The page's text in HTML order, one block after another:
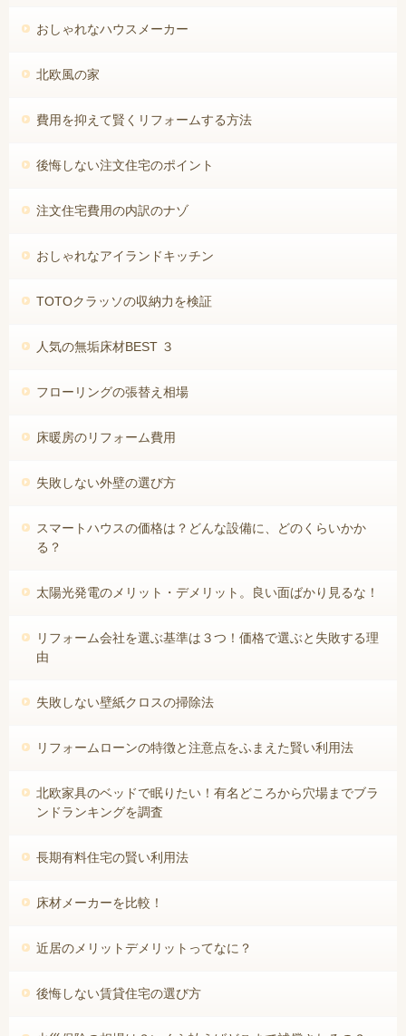
おしゃれなハウスメーカー
北欧風の家
費用を抑えて賢くリフォームする方法
後悔しない注文住宅のポイント
注文住宅費用の内訳のナゾ
おしゃれなアイランドキッチン
TOTOクラッソの収納力を検証
人気の無垢床材BEST ３
フローリングの張替え相場
床暖房のリフォーム費用
失敗しない外壁の選び方
スマートハウスの価格は？どんな設備に、どのくらいかか
る？
太陽光発電のメリット・デメリット。良い面ばかり見るな！
リフォーム会社を選ぶ基準は３つ！価格で選ぶと失敗する理
由
失敗しない壁紙クロスの掃除法
リフォームローンの特徴と注意点をふまえた賢い利用法
北欧家具のベッドで眠りたい！有名どころから穴場までブラ
ンドランキングを調査
長期有料住宅の賢い利用法
床材メーカーを比較！
近居のメリットデメリットってなに？
後悔しない賃貸住宅の選び方